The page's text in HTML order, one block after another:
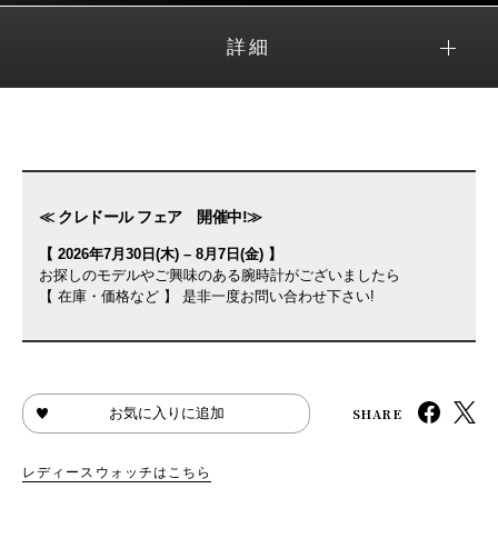
詳細
≪ クレドール フェア 開催中!≫
【 2026年7月30日(木) – 8月7日(金) 】
お探しのモデルやご興味のある腕時計がございましたら
【 在庫・価格など 】 是非一度お問い合わせ下さい!
お気に入りに追加 SHARE
レディースウォッチはこちら